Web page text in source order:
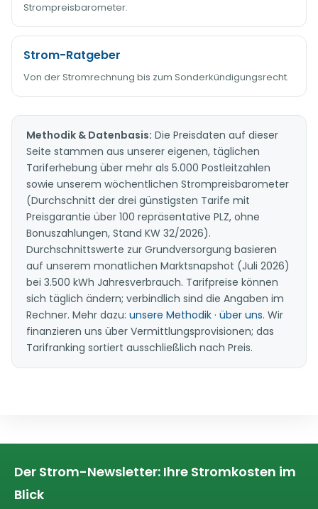
Strompreisbarometer.
Strom-Ratgeber
Von der Stromrechnung bis zum Sonderkündigungsrecht.
Methodik & Datenbasis: Die Preisdaten auf dieser
Seite stammen aus unserer eigenen, täglichen
Tariferhebung über mehr als 5.000 Postleitzahlen
sowie unserem wöchentlichen Strompreisbarometer
(Durchschnitt der drei günstigsten Tarife mit
Preisgarantie über 100 repräsentative PLZ, ohne
Bonuszahlungen, Stand KW 32/2026).
Durchschnittswerte zur Grundversorgung basieren
auf unserem monatlichen Marktsnapshot (Juli 2026)
bei 3.500 kWh Jahresverbrauch. Tarifpreise können
sich täglich ändern; verbindlich sind die Angaben im
Rechner. Mehr dazu: unsere Methodik · über uns. Wir
finanzieren uns über Vermittlungsprovisionen; das
Tarifranking sortiert ausschließlich nach Preis.
Der Strom-Newsletter: Ihre Stromkosten im
Blick